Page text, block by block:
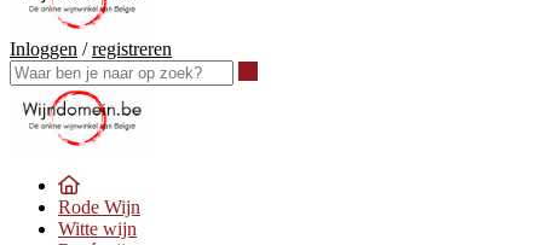
Inloggen /registreren
Rode Wijn
Witte wijn